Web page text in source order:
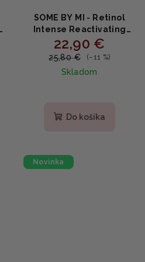
SOME BY MI - Retinol
Intense Reactivating
Serum - Sérum s
Retinolom 30ml
22,90 €
25,80 € (–11 %)
Skladom
Do košíka
Novinka